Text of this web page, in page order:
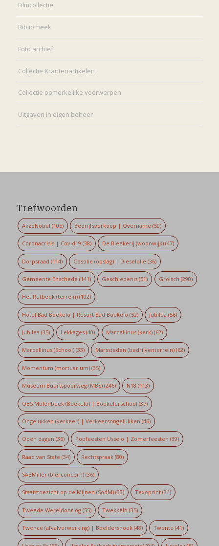
Filmcollectie
Bibliotheek
Foto archief
Collectie Krantenartikelen
Collectie opmerkelijke voorwerpen
Uitgaven in eigen beheer
Trefwoorden
AkzoNobel (105) Bedrijfsverkoop | Overname (50)
Coronacrisis | Covid19 (38) De Bleekerij (woonwijk) (47)
Dorpsraad (114) Gasolie (opslag) | Dieselolie (36)
Gemeente Enschede (141) Geschiedenis (51) Grolsch (290)
Het Rutbeek (terrein)(102)
Hotel Bad Boekelo | Resort Bad Boekelo (52) Jubilea (56)
Jubilea (35) Lekkages (40) Marcellinus (kerk)(62)
Marcellinus (School)(33) Marssteden (bedrijventerrein) (62)
Momentum (mortuarium)(35)
Museum Buurtspoorweg (MBS)(246) N18 (113)
OBS Molenbeek (Boekelo) | Boekelerschool (37)
Ongelukken (verkeer) | Verkeersongelukken (46)
Open dagen (36) Popfeesten Usselo | Zomerfeesten (39)
Raad van State (34) Rechtspraak (80)
SABMiller (bierconcern)(36)
Staatstoezicht op de Mijnen (SodM)(33) Texoprint (34)
Tweede Wereldoorlog(55) Twekkelo (35)
Twence (afvalverwerking) | Boeldershoek(48) Twente (41)